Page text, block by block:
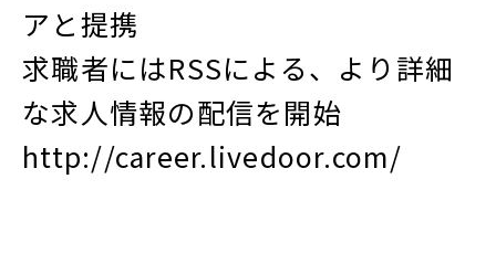
アと提携
求職者にはRSSによる、より詳細
な求人情報の配信を開始
http://career.livedoor.com/